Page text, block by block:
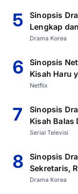
5
Sinopsis
Lengkap
Drama Korea
6
Sinopsis
Kisah Haru
Netflix
7
Sinopsis
Kisah Balas
Serial Televisi
8
Sinopsis
Sekretaris,
Drama Korea